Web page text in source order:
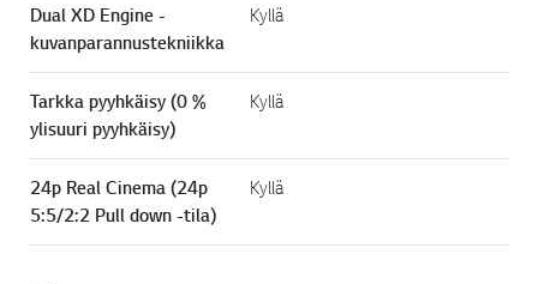
Dual XD Engine -
kuvanparannustekniikka
Kyllä
Tarkka pyyhkäisy (0 %
ylisuuri pyyhkäisy)
Kyllä
24p Real Cinema (24p
5:5/2:2 Pull down -tila)
Kyllä